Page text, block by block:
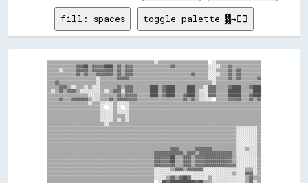
fill: spaces toggle palette ▓→✊🏽
▒▒▒▒▒▒▒▒▒▒▒▒▒▒▒▒▒▒▒▒▒▒▒▒▒▒▒▒▒▒▒▒▒▒▒▒▒▒▒▒▒▒▒▒▒▒▒▒▒▒▒▒░░▒▒▒▒▒▒▒▒▒▒▒▒▒▒▒▒▒▒▒▒▒▒▒▒  ░░▒▒▒▒▒▒▒▒▒▒▒▒▒▒▒▒▒▒▒▒▒▒
▒▒▒▒▒▒▒▒▒▒▒▒▒▒▓▓▓▓██▒▒▓▓▓▓▓▓████▒▒▓▓▒▒▓▓▓▓▒▒▒▒▒▒▒▒▒▒▒▒▒▒▒▒▒▒▓▓▒▒▒▒▒▒▒▒▒▒▒▒▒▒▒▒░░░░░░▒▒▒▒▓▓▒▒▒▒▒▒▒▒▒▒▒▒▒▒
▒▒▒▒▒▒░░▒▒▒▒▒▒▓▓▓▓▓▓▒▒▓▓▓▓▓▓▓▓▓▓▒▒▓▓▒▒▓▓▓▓▒▒▒▒▒▒▒▒▒▒▒▒▒▒▒▒▒▒▒▒▒▒▒▒▒▒▒▒▒▒▒▒▒▒▒▒░░░░▒▒▒▒▒▒▓▓▒▒▓▓▒▒▒▒▒▒▒▒▒▒
▒▒▒▒▒▒▒▒▒▒▒▒▒▒▓▓▒▒▓▓▒▒▒▒▓▓▓▓▓▓▓▓▒▒▓▓▒▒▓▓▓▓▒▒▒▒▒▒▒▒▒▒▒▒▒▒▒▒▒▒▒▒▒▒▒▒▒▒▒▒▓▓▒▒▒▒▒▒░░░░░░▒▒▒▒▓▓▒▒▓▓▒▒▒▒▒▒▒▒▒▒
▒▒▒▒▒▒▒▒▒▒▒▒▒▒▒▒▒▒▒▒▒▒▒▒░░▒▒▒▒▒▒▒▒▓▓▓▓▓▓▒▒▒▒▒▒▒▒▒▒▒▒▒▒▒▒▒▒▒▒▒▒▒▒▒▒▒▒▒▒▒▒▒▒▒▒▒▒░░░░▒▒▒▒▒▒▓▓▒▒▓▓▒▒▒▒▒▒▒▒▓▓
▒▒▒▒▓▓▒▒▒▒▒▒▒▒▒▒▒▒▒▒▒▒▒▒░░▒▒▒▒▒▒▒▒▒▒▒▒▒▒▒▒▒▒▒▒▒▒▒▒▒▒▒▒▒▒▒▒▒▒▒▒▒▒▒▒▒▒▒▒▒▒▒▒▒▒▒▒▒▒░░▒▒▒▒▒▒▒▒▒▒▒▒▒▒▒▒▒▒▒▒▒▒
▒▒▒▒▒▒▓▓▓▓▒▒░░▒▒▒▒░░▒▒░░░░▒▒▒▒▒▒▒▒▓▓▒▒▓▓▓▓▒▒▒▒▒▒▒▒████▒▒▓▓████▒▒▒▒▒▒████▒▒▒▒░░▓▓▓▓▒▒▒▒▒▒▓▓████▒▒▒▒▓▓████
▒▒░░▒▒▓▓▒▒▓▓▓▓▒▒░░░░░░░░░░▒▒░░▒▒▓▓▓▓░░▓▓▓▓▒▒▒▒▒▒▒▒████▒▒▓▓████▒▒▒▒▒▒████▒▒░░░░▓▓▓▓▒▒▒▒▒▒██████▒▒▒▒▒▒████
▒▒▒▒▒▒▒▒▒▒▒▒▒▒▒▒▒▒▒▒░░░░░░▒▒▒▒▒▒▒▒▓▓▒▒▓▓▓▓▓▓▒▒▒▒▒▒████▒▒▓▓████▒▒▒▒▓▓████▒▒░░░░▓▓▓▓▒▒▒▒▒▒██████▒▒▒▒▓▓████
▒▒▒▒▒▒▓▓▒▒▒▒▓▓▓▓▓▓▓▓▒▒░░░░▒▒▒▒▓▓▒▒▓▓▓▓▓▓▓▓▓▓▒▒▒▒▒▒▒▒▒▒▒▒▒▒▒▒▒▒▒▒▒▒▓▓▒▒▓▓▒▒░░░░░░  ▒▒▒▒▒▒▓▓▓▓▓▓▒▒▒▒▓▓▒▒▓▓
▒▒▒▒▒▒▒▒▒▒▒▒▒▒▒▒▒▒▒▒░░▒▒▒▒░░░░░░▒▒░░░░░░▒▒▒▒▒▒▒▒▒▒▒▒▒▒▒▒▒▒▒▒▒▒▒▒▒▒▒▒▒▒▒▒▒▒▒▒▒▒▒▒▒▒▒▒▒▒▒▒▒▒▒▒▒▒▒▒▒▒▒▒▒▒▒▒
▒▒▒▒▒▒▒▒▒▒▒▒▒▒▒▒▒▒▒▒▒▒▒▒▒▒░░  ░░▒▒░░  ░░▒▒▒▒▒▒▒▒▒▒▒▒▒▒▒▒▒▒▒▒▒▒▒▒▒▒▒▒▒▒▒▒▒▒▒▒▒▒▒▒▒▒▒▒▒▒▒▒▒▒▒▒▒▒▒▒▒▒▒▒▒▒▒▒
▒▒▒▒▒▒▒▒▒▒▒▒▒▒▒▒▒▒▒▒▒▒▒▒▒▒░░░░░░▒▒░░░░░░▒▒▒▒▒▒▒▒▒▒▒▒▒▒▒▒▒▒▒▒▒▒▒▒▒▒▒▒▒▒▒▒▒▒▒▒▒▒▒▒▒▒▒▒▒▒▒▒▒▒▒▒▒▒▒▒▒▒▒▒▒▒▒▒
▒▒▒▒▒▒▒▒▒▒▒▒▒▒▒▒▒▒▒▒▒▒▒▒▒▒░░░░░░▒▒▒▒▒▒░░▒▒▒▒▒▒▒▒▒▒▒▒▒▒▒▒▒▒▒▒▒▒▒▒▒▒▒▒▒▒▒▒▒▒▒▒▒▒▒▒▒▒▒▒▒▒▒▒▒▒▒▒▒▒▒▒▒▒▒▒▒▒▒▒
▒▒▒▒▒▒▒▒▒▒▒▒▒▒▒▒▒▒▒▒▒▒▒▒▒▒░░░░░░▒▒░░▒▒░░▒▒▒▒▒▒▒▒▒▒▒▒▒▒▒▒▒▒▒▒▒▒▒▒▒▒▒▒▒▒▒▒▒▒▒▒▒▒▒▒▒▒▒▒▒▒▒▒▒▒▒▒▒▒▒▒▒▒▒▒▒▒▒▒
▒▒▒▒▒▒▒▒▒▒▒▒▒▒▒▒▒▒▒▒▒▒▒▒▒▒▒▒░░▒▒▒▒▒▒▒▒▒▒▒▒▒▒▒▒▒▒▒▒▒▒▒▒▒▒▒▒▒▒▒▒▒▒▒▒▒▒▒▒▒▒▒▒▒▒▒▒▒▒▒▒▒▒▒▒▒▒▒▒▒▒▒▒▒▒▒▒▒▒▒▒▒▒
▒▒▒▒▒▒▒▒▒▒▒▒▒▒▒▒▒▒▒▒▒▒▒▒▒▒▒▒▒▒▒▒▒▒▒▒▒▒▒▒▒▒▒▒▒▒▒▒▒▒▒▒▒▒▒▒▒▒▒▒▒▒▒▒▒▒▒▒▒▒▒▒▒▒▒▒▒▒▒▒▒▒▒▒▒▒▒▒▒▒▒▒░░░░░░░░░░▒▒
▒▒▒▒▒▒▒▒▒▒▒▒▒▒▒▒▒▒▒▒▒▒▒▒▒▒▒▒▒▒▒▒▒▒▒▒▒▒▒▒▒▒▒▒▒▒▒▒▒▒▒▒▒▒▒▒▒▒▒▒▒▒▒▒▒▒▒▒▒▒▒▒▒▒▒▒▒▒▒▒▒▒▒▒▒▒▒▒▒▒▒▒░░░░░░░░░░▒▒
▒▒▒▒▒▒▒▒▒▒▒▒▒▒▒▒▒▒▒▒▒▒▒▒▒▒▒▒▒▒▒▒▒▒▒▒▒▒▒▒▒▒▒▒▒▒▒▒▒▒▒▒▒▒▒▒▒▒▒▒▒▒▒▒▒▒▒▒▒▒▒▒▒▒▒▒▒▒▒▒▒▒▒▒▒▒▒▒▒▒▒▒░░░░░░░░░░▒▒
▒▒▒▒▒▒▒▒▒▒▒▒▒▒▒▒▒▒▒▒▒▒▒▒▒▒▒▒▒▒▒▒▒▒▒▒▒▒▒▒▒▒▒▒▒▒▒▒▒▒▒▒▒▒▒▒▒▒▒▒▒▒▒▒▒▒▒▒▒▒▒▒▒▒▒▒▒▒▒▒▒▒▒▒▒▒▒▒▒▒▒▒░░░░░░░░░░▒▒
▒▒▒▒▒▒▒▒▒▒▒▒▒▒▒▒▒▒▒▒▒▒▒▒▒▒▒▒▒▒▒▒▒▒▒▒▒▒▒▒▒▒▒▒▒▒▒▒▒▒▒▒▒▒▒▒▒▒▒▒▒▒▒▒▒▒▒▒▒▒▒▒▒▒▒▒▒▒▒▒▒▒▒▒▒▒▒▒▒▒▒▒░░░░░░░░░░▒▒
▒▒▒▒▒▒▒▒▒▒▒▒▒▒▒▒▒▒▒▒▒▒▒▒▒▒▒▒▒▒▒▒▒▒▒▒▒▒▒▒▒▒▒▒▒▒▒▒▒▒▒▒▒▒▒▒▒▒▒▒▓▓▓▓▒▒▒▒▒▒▒▒▓▓▓▓▓▓▓▓▒▒▒▒▒▒▒▒▒▒▒▒░░░░▒▒░░░░▒▒
▒▒▒▒▒▒▒▒▒▒▒▒▒▒▒▒▒▒▒▒▒▒▒▒▒▒▒▒▒▒▒▒▒▒▒▒▒▒▒▒▒▒▒▒▒▒▒▒▒▒▒▒▓▓▓▓▓▓▓▓▓▓▓▓▓▓▒▒▓▓▓▓▒▒▓▓▓▓▓▓▓▓▓▓▓▓▓▓▓▓▒▒░░░░░░░░░░▒▒
▒▒▒▒▒▒▒▒▒▒▒▒▒▒▒▒▒▒▒▒▒▒▒▒▒▒▒▒▒▒▒▒▒▒▒▒▒▒▒▒▒▒▒▒▒▒▒▒▒▒▒▒▓▓▓▓▓▓▓▓██▒▒▒▒▓▓▓▓▒▒▓▓▓▓▓▓▓▓▓▓▓▓▓▓▓▓▓▓▒▒░░░░░░░░░░▒▒
▒▒▒▒▒▒▒▒▒▒▒▒▒▒▒▒▒▒▒▒▒▒▒▒▒▒▒▒▒▒▒▒▒▒▒▒▒▒▒▒▒▒▒▒▒▒▒▒▒▒▒▒▓▓▓▓▓▓▓▓██▒▒▒▒▓▓▓▓▒▒▓▓▓▓▓▓▓▓▓▓▓▓▓▓▓▓▓▓▒▒░░░░░░░░░░▒▒
▒▒▒▒▒▒▒▒▒▒▒▒▒▒▒▒▒▒▒▒▒▒▒▒▒▒▒▒▒▒▒▒▒▒▒▒▒▒▒▒▒▒▒▒▒▒▒▒▒▒▒▒▓▓▓▓▓▓▓▓▓▓▒▒▒▒▓▓▓▓▒▒▓▓▓▓▓▓▓▓▓▓▓▓▓▓▓▓▓▓▓▓░░░░░░░░░░▒▒
▒▒▒▒▒▒▒▒▒▒▒▒▒▒▒▒▒▒▒▒▒▒▒▒▒▒▒▒▒▒▒▒▒▒▒▒▒▒▒▒▒▒▒▒▒▒▒▒▒▒▒▒░░░░░░░░▒▒▓▓▓▓▒▒▓▓▓▓▓▓▓▓░░░░░░░░░░░░░░░░░░░░▒▒▒▒░░▒▒
▒▒▒▒▒▒▒▒▒▒▒▒▒▒▒▒▒▒▒▒▒▒▒▒▒▒▒▒▒▒▒▒▒▒▒▒▒▒▒▒▒▒▒▒▒▒▒▒▒▒▒▒░░░░░░░░░░░░░░░░░░░░░░░░░░░░░░░░░░░░░░▒▒░░░░▓▓▓▓░░▒▒
▒▒▒▒▒▒▒▒▒▒▒▒▒▒▒▒▒▒▒▒▒▒▒▒▒▒▒▒▒▒▒▒▒▒▒▒▒▒▒▒▒▒▒▒▒▒▒▒▒▒▒▒░░░░░░▒▒▓▓▒▒▓▓██▓▓░░░░░░░░▒▒░░░░░░░░░░░░░░░░▒▒▓▓▒▒▒▒
▒▒▒▒▒▒▒▒▒▒▒▒▒▒▒▒▒▒▒▒▒▒▒▒▒▒▒▒▒▒▒▒▒▒▒▒▒▒▒▒▒▒▒▒▒▒▒▒▒▒▒▒  ░░██▓▓████████████▓▓██▒▒▒▒░░░░░░░░░░░░░░░░▒▒▓▓░░▒▒